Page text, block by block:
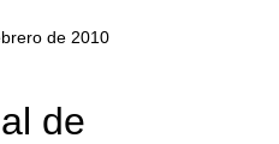
de 2010
de